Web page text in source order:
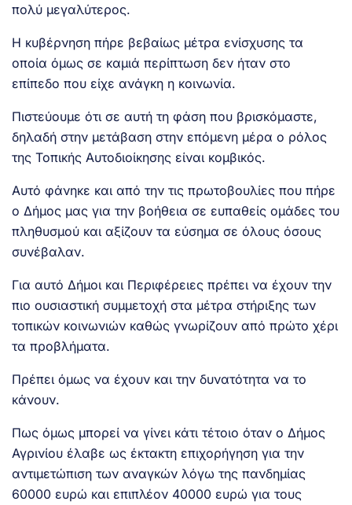
πολύ μεγαλύτερος.
Η κυβέρνηση πήρε βεβαίως μέτρα ενίσχυσης τα
οποία όμως σε καμιά περίπτωση δεν ήταν στο
επίπεδο που είχε ανάγκη η κοινωνία.
Πιστεύουμε ότι σε αυτή τη φάση που βρισκόμαστε,
δηλαδή στην μετάβαση στην επόμενη μέρα ο ρόλος
της Τοπικής Αυτοδιοίκησης είναι κομβικός.
Αυτό φάνηκε και από την τις πρωτοβουλίες που πήρε
ο Δήμος μας για την βοήθεια σε ευπαθείς ομάδες του
πληθυσμού και αξίζουν τα εύσημα σε όλους όσους
συνέβαλαν.
Για αυτό Δήμοι και Περιφέρειες πρέπει να έχουν την
πιο ουσιαστική συμμετοχή στα μέτρα στήριξης των
τοπικών κοινωνιών καθώς γνωρίζουν από πρώτο χέρι
τα προβλήματα.
Πρέπει όμως να έχουν και την δυνατότητα να το
κάνουν.
Πως όμως μπορεί να γίνει κάτι τέτοιο όταν ο Δήμος
Αγρινίου έλαβε ως έκτακτη επιχορήγηση για την
αντιμετώπιση των αναγκών λόγω της πανδημίας
60000 ευρώ και επιπλέον 40000 ευρώ για τους